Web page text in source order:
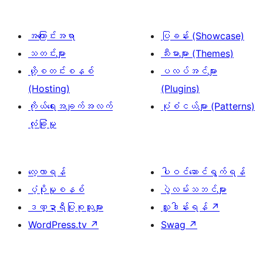
အကြောင်းအရာ
သတင်းများ
ဟို့စတင်းစနစ်
(Hosting)
ကိုယ်ရေးအချက်အလက်
လုံခြုံမှု
ပြခန်း (Showcase)
သီးမားများ (Themes)
ပလပ်အင်များ
(Plugins)
ပုံစံငယ်များ (Patterns)
လေ့လာရန်
ပံ့ပိုးမှုစနစ်
ဒဏ္ဍာရီပြုစုသူများ
WordPress.tv ↗
ပါဝင်ဆောင်ရွက်ရန်
ပွဲလမ်းသဘင်များ
လှူဒါန်းရန် ↗
Swag ↗